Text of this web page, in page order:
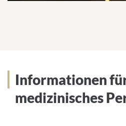
Informationen
medizinisches